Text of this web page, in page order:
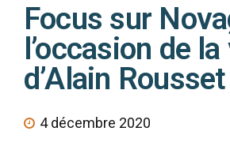
Focus sur
l’occasion de
d’Alain Rousset
4 décembre 2020